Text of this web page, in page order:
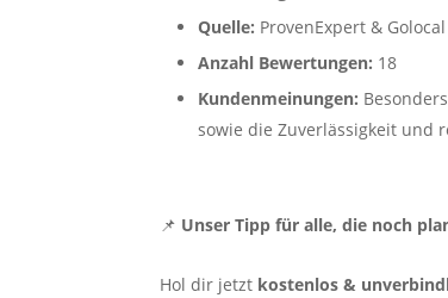
Quelle: ProvenExpert & Golocal
Anzahl Bewertungen: 18
Kundenmeinungen:
sowie die Zuverlässigkeit und
📌 Unser Tipp für alle, die noch
Hol dir jetzt kostenlos &